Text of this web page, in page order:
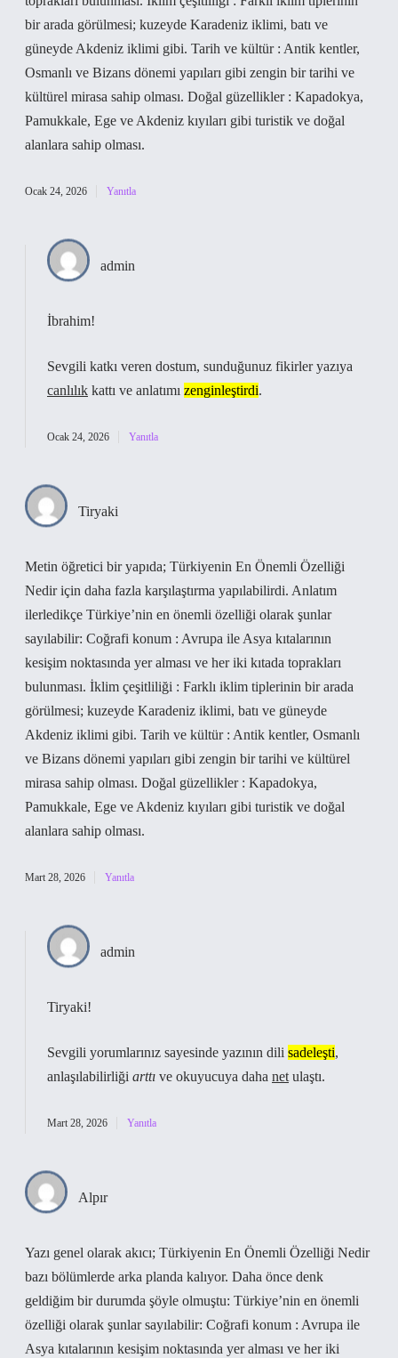
bir arada görülmesi; kuzeyde Karadeniz iklimi, batı ve
güneyde Akdeniz iklimi gibi. Tarih ve kültür : Antik kentler,
Osmanlı ve Bizans dönemi yapıları gibi zengin bir tarihi ve
kültürel mirasa sahip olması. Doğal güzellikler : Kapadokya,
Pamukkale, Ege ve Akdeniz kıyıları gibi turistik ve doğal
alanlara sahip olması.
Ocak 24, 2026 Yanıtla
admin
İbrahim!
Sevgili katkı veren dostum, sunduğunuz fikirler yazıya
canlılık kattı ve anlatımı zenginleştirdi.
Ocak 24, 2026 Yanıtla
Tiryaki
Metin öğretici bir yapıda; Türkiyenin En Önemli Özelliği
Nedir için daha fazla karşılaştırma yapılabilirdi. Anlatım
ilerledikçe Türkiye’nin en önemli özelliği olarak şunlar
sayılabilir: Coğrafi konum : Avrupa ile Asya kıtalarının
kesişim noktasında yer alması ve her iki kıtada toprakları
bulunması. İklim çeşitliliği : Farklı iklim tiplerinin bir arada
görülmesi; kuzeyde Karadeniz iklimi, batı ve güneyde
Akdeniz iklimi gibi. Tarih ve kültür : Antik kentler, Osmanlı
ve Bizans dönemi yapıları gibi zengin bir tarihi ve kültürel
mirasa sahip olması. Doğal güzellikler : Kapadokya,
Pamukkale, Ege ve Akdeniz kıyıları gibi turistik ve doğal
alanlara sahip olması.
Mart 28, 2026 Yanıtla
admin
Tiryaki!
Sevgili yorumlarınız sayesinde yazının dili sadeleşti,
anlaşılabilirliği arttı ve okuyucuya daha net ulaştı.
Mart 28, 2026 Yanıtla
Alpır
Yazı genel olarak akıcı; Türkiyenin En Önemli Özelliği Nedir
bazı bölümlerde arka planda kalıyor. Daha önce denk
geldiğim bir durumda şöyle olmuştu: Türkiye’nin en önemli
özelliği olarak şunlar sayılabilir: Coğrafi konum : Avrupa ile
Asya kıtalarının kesişim noktasında yer alması ve her iki